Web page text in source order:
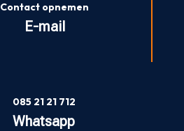
Contact opnemen
E-mail
085 21 21 712
Whatsapp